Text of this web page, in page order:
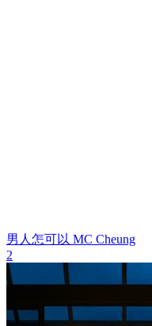
男人怎可以 MC Cheung
2